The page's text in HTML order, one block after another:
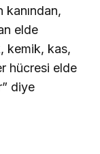
kanından,
elde
kemik, kas,
hücresi elde
diye